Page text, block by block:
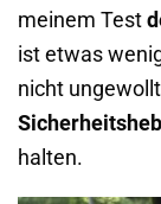
meinem Test
ist etwas
nicht
halten.